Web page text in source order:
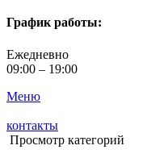
График работы:
Ежедневно
09:00 – 19:00
Меню
контакты
Просмотр категорий